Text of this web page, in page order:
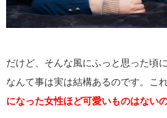
だけど、そんな風にふっと思った頃
なんて事は実は結構あるのです。こ
になった女性ほど可愛いものはない